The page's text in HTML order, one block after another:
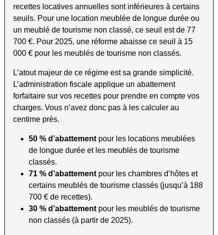
recettes locatives annuelles sont inférieures à certains
seuils. Pour une location meublée de longue durée ou
un meublé de tourisme non classé, ce seuil est de 77
700 €. Pour 2025, une réforme abaisse ce seuil à 15
000 € pour les meublés de tourisme non classés.
L’atout majeur de ce régime est sa grande simplicité.
L’administration fiscale applique un abattement
forfaitaire sur vos recettes pour prendre en compte vos
charges. Vous n’avez donc pas à les calculer au
centime près.
50 % d’abattement pour les locations meublées
de longue durée et les meublés de tourisme
classés.
71 % d’abattement pour les chambres d’hôtes et
certains meublés de tourisme classés (jusqu’à 188
700 € de recettes).
30 % d’abattement pour les meublés de tourisme
non classés (à partir de 2025).